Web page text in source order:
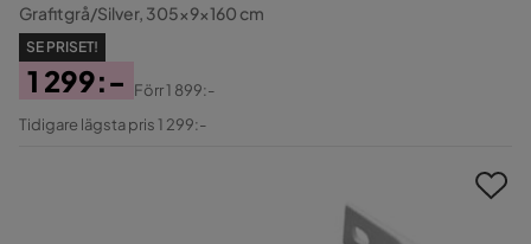
Grafitgrå/Silver, 305x9x160 cm
SE PRISET!
Pris
1 299:-
Original
Förr1 899:-
Tidigare lägsta pris 1 299:-